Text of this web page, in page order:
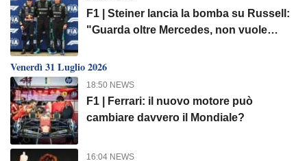
F1 | Steiner lancia la bomba su Russell:
"Guarda oltre Mercedes, non vuole
Venerdì 31 Luglio 2026
18:50 NEWS
F1 | Ferrari: il nuovo motore può
cambiare davvero il Mondiale?
16:04 NEWS